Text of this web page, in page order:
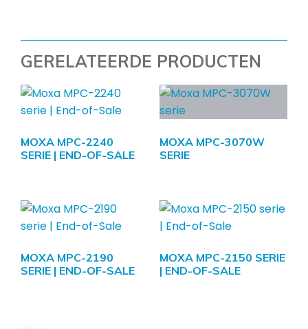
GERELATEERDE PRODUCTEN
MOXA MPC-2240
SERIE | END-OF-SALE
MOXA MPC-3070W
SERIE
MOXA MPC-2190
SERIE | END-OF-SALE
MOXA MPC-2150 SERIE
| END-OF-SALE